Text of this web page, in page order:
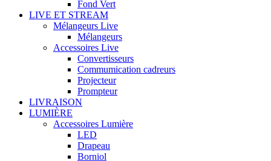
Fond Vert
LIVE ET STREAM
Mélangeurs Live
Mélangeurs
Accessoires Live
Convertisseurs
Commumication cadreurs
Projecteur
Prompteur
LIVRAISON
LUMIÈRE
Accessoires Lumière
LED
Drapeau
Borniol